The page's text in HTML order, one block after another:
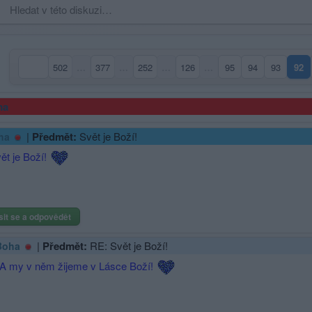
502 377 252 126 95 94 93 92
| Předmět: Svět je Boží!
je Boží!
se a odpovědět
| Předmět: RE: Svět je Boží!
A my v něm žijeme v Lásce Boží!